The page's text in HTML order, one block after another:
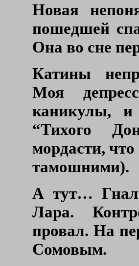
Новая
пошедшей
Она во сне
Катины
Моя
каникулы, и
“Тихого
мордасти,
тамошними).
А тут…
Лара.
провал. На
Сомовым.